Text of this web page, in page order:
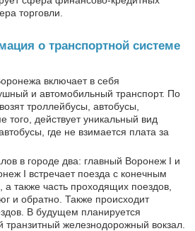
торговли.
о транспортной системе
включает в себя
и автомобильный транспорт. По
троллейбусы, автобусы,
того, действует уникальный вид
где не взимается плата за
в городе два: главный Воронеж I и
I встречает поезда с конечным
а также часть проходящих поездов,
и обратно. Также происходит
В будущем планируется
транзитный железнодорожный вокзал.